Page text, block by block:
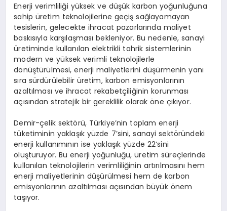
Enerji verimliliği yüksek ve düşük karbon yoğunluğuna
sahip üretim teknolojilerine geçiş sağlayamayan
tesislerin, gelecekte ihracat pazarlarında maliyet
baskısıyla karşılaşması bekleniyor. Bu nedenle, sanayi
üretiminde kullanılan elektrikli tahrik sistemlerinin
modern ve yüksek verimli teknolojilerle
dönüştürülmesi, enerji maliyetlerini düşürmenin yanı
sıra sürdürülebilir üretim, karbon emisyonlarının
azaltılması ve ihracat rekabetçiliğinin korunması
açısından stratejik bir gereklilik olarak öne çıkıyor.
Demir-çelik sektörü, Türkiye’nin toplam enerji
tüketiminin yaklaşık yüzde 7’sini, sanayi sektöründeki
enerji kullanımının ise yaklaşık yüzde 22’sini
oluşturuyor. Bu enerji yoğunluğu, üretim süreçlerinde
kullanılan teknolojilerin verimliliğinin artırılmasını hem
enerji maliyetlerinin düşürülmesi hem de karbon
emisyonlarının azaltılması açısından büyük önem
taşıyor.